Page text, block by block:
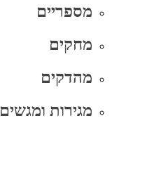
מספריים
מחקים
מהדקים
מגירות ומגשים